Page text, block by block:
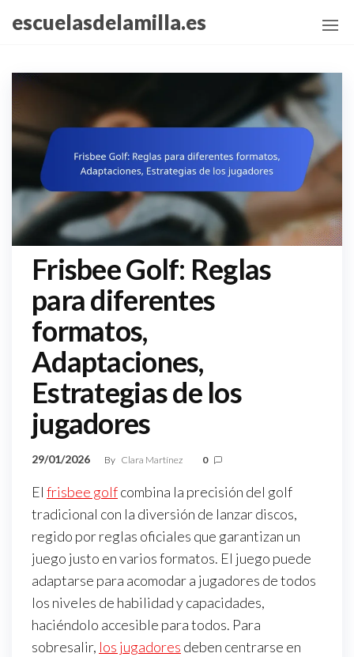
content
escuelasdelamilla.es
Frisbee Golf: Reglas
para diferentes
formatos,
Adaptaciones,
Estrategias de los
jugadores
29/01/2026 By Clara Martínez 0
El frisbee golfcombina la precisión del golf
tradicional con la diversión de lanzar discos,
regido por reglas oficiales que garantizan un
juego justo en varios formatos. El juego puede
adaptarse para acomodar a jugadores de todos
los niveles de habilidad y capacidades,
haciéndolo accesible para todos. Para
sobresalir, los jugadores deben centrarse en